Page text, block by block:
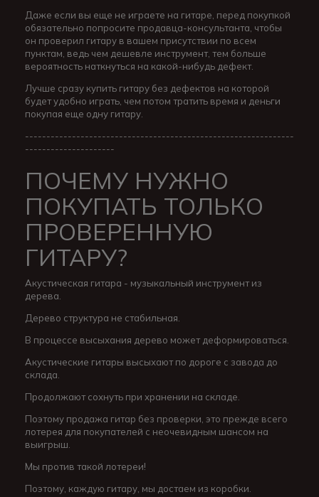
Даже если вы еще не играете на гитаре, перед покупкой
обязательно попросите продавца-консультанта, чтобы
он проверил гитару в вашем присутствии по всем
пунктам, ведь чем дешевле инструмент, тем больше
вероятность наткнуться на какой-нибудь дефект.
Лучше сразу купить гитару без дефектов на которой
будет удобно играть, чем потом тратить время и деньги
покупая еще одну гитару.
---------------------------------------------------------------
---------------------
ПОЧЕМУ НУЖНО
ПОКУПАТЬ ТОЛЬКО
ПРОВЕРЕННУЮ
ГИТАРУ?
Акустическая гитара - музыкальный инструмент из
дерева.
Дерево структура не стабильная.
В процессе высыхания дерево может деформироваться.
Акустические гитары высыхают по дороге с завода до
склада.
Продолжают сохнуть при хранении на складе.
Поэтому продажа гитар без проверки, это прежде всего
лотерея для покупателей с неочевидным шансом на
выигрыш.
Мы против такой лотереи!
Поэтому, каждую гитару, мы достаем из коробки.